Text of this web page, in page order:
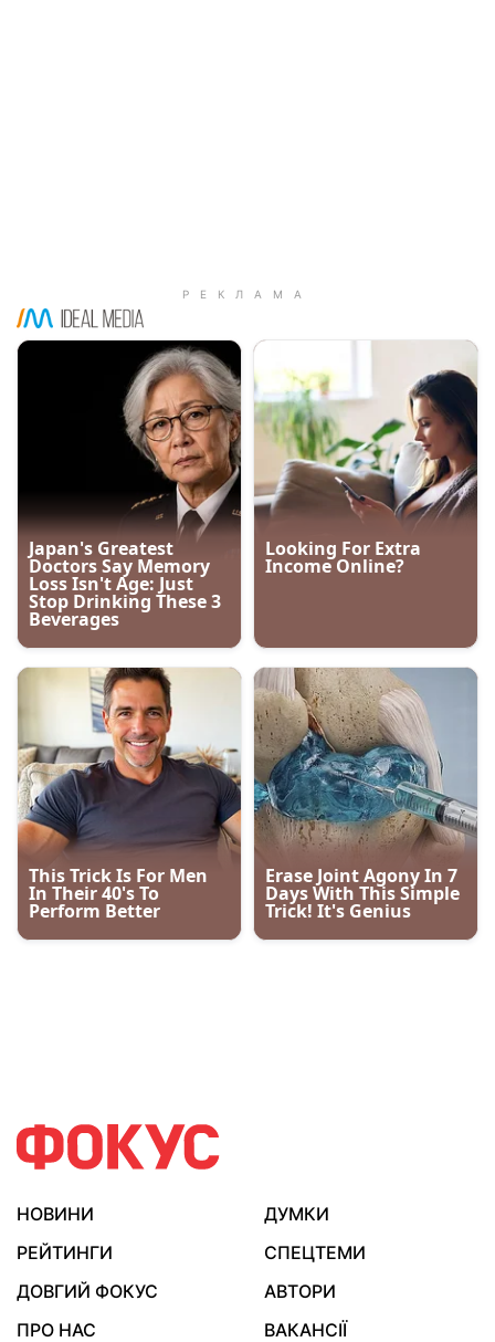
НОВИНИ
ДУМКИ
РЕЙТИНГИ
СПЕЦТЕМИ
ДОВГИЙ ФОКУС
АВТОРИ
ПРО НАС
ВАКАНСІЇ